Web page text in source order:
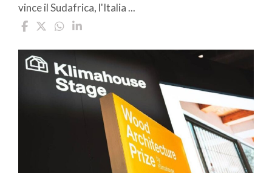
vince il Sudafrica, l'Italia ...